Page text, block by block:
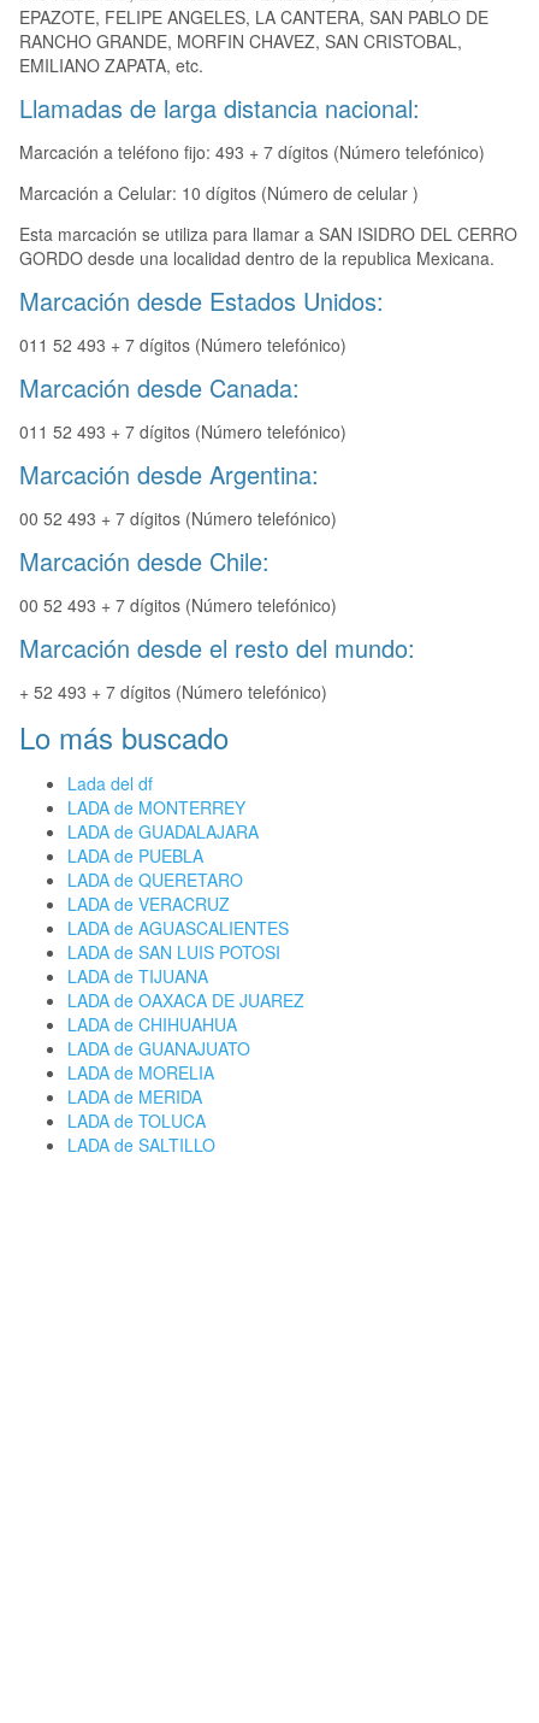
EPAZOTE, FELIPE ANGELES, LA CANTERA, SAN PABLO DE
RANCHO GRANDE, MORFIN CHAVEZ, SAN CRISTOBAL,
EMILIANO ZAPATA, etc.
Llamadas de larga distancia nacional:
Marcación a teléfono fijo: 493 + 7 dígitos (Número telefónico)
Marcación a Celular: 10 dígitos (Número de celular )
Esta marcación se utiliza para llamar a SAN ISIDRO DEL CERRO
GORDO desde una localidad dentro de la republica Mexicana.
Marcación desde Estados Unidos:
011 52 493 + 7 dígitos (Número telefónico)
Marcación desde Canada:
011 52 493 + 7 dígitos (Número telefónico)
Marcación desde Argentina:
00 52 493 + 7 dígitos (Número telefónico)
Marcación desde Chile:
00 52 493 + 7 dígitos (Número telefónico)
Marcación desde el resto del mundo:
+ 52 493 + 7 dígitos (Número telefónico)
Lo más buscado
Lada del df
LADA de MONTERREY
LADA de GUADALAJARA
LADA de PUEBLA
LADA de QUERETARO
LADA de VERACRUZ
LADA de AGUASCALIENTES
LADA de SAN LUIS POTOSI
LADA de TIJUANA
LADA de OAXACA DE JUAREZ
LADA de CHIHUAHUA
LADA de GUANAJUATO
LADA de MORELIA
LADA de MERIDA
LADA de TOLUCA
LADA de SALTILLO